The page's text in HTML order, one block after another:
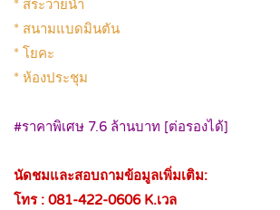
* สระว่ายน้ำ
* สนามแบดมินตัน
* โยคะ
* ห้องประชุม
#ราคาพิเศษ 7.6 ล้านบาท [ต่อรองได้]
นัดชมและสอบถามข้อมูลเพิ่มเติม:
โทร : 081-422-0606 K.เวล